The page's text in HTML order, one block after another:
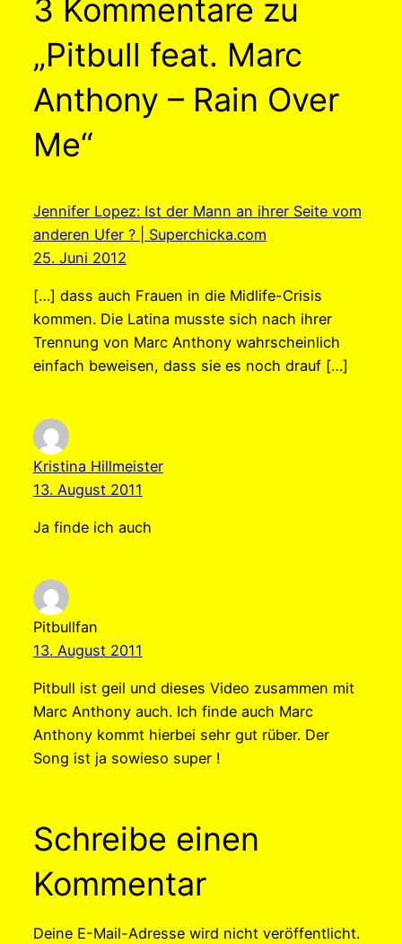
3 Kommentare zu
„Pitbull feat. Marc
Anthony – Rain Over
Me“
Jennifer Lopez: Ist der Mann an ihrer Seite vom
anderen Ufer ? | Superchicka.com
25. Juni 2012
[…] dass auch Frauen in die Midlife-Crisis
kommen. Die Latina musste sich nach ihrer
Trennung von Marc Anthony wahrscheinlich
einfach beweisen, dass sie es noch drauf […]
Kristina Hillmeister
13. August 2011
Ja finde ich auch
Pitbullfan
13. August 2011
Pitbull ist geil und dieses Video zusammen mit
Marc Anthony auch. Ich finde auch Marc
Anthony kommt hierbei sehr gut rüber. Der
Song ist ja sowieso super !
Schreibe einen
Kommentar
Deine E-Mail-Adresse wird nicht veröffentlicht.